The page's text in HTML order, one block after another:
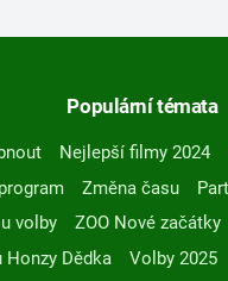
Populární témata
Nejlepší filmy 2024
Změna času
volby
ZOO Nové začátky
Honzy Dědka
Volby 2025